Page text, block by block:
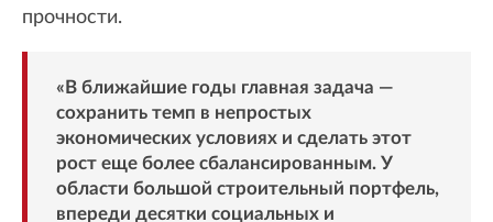
прочности.
«В ближайшие годы главная задача —
сохранить темп в непростых
экономических условиях и сделать этот
рост еще более сбалансированным. У
области большой строительный портфель,
впереди десятки социальных и